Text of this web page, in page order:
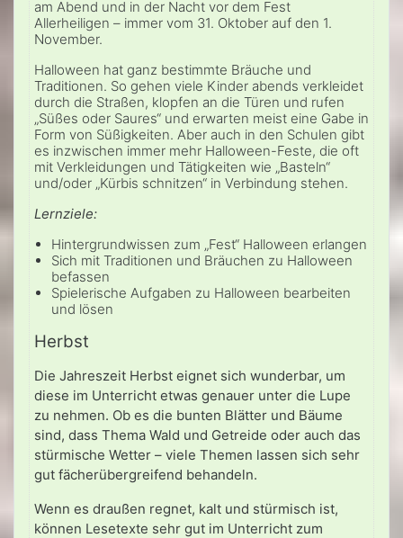
am Abend und in der Nacht vor dem Fest
Allerheiligen – immer vom 31. Oktober auf den 1.
November.
Halloween hat ganz bestimmte Bräuche und
Traditionen. So gehen viele Kinder abends verkleidet
durch die Straßen, klopfen an die Türen und rufen
„Süßes oder Saures“ und erwarten meist eine Gabe in
Form von Süßigkeiten. Aber auch in den Schulen gibt
es inzwischen immer mehr Halloween-Feste, die oft
mit Verkleidungen und Tätigkeiten wie „Basteln“
und/oder „Kürbis schnitzen“ in Verbindung stehen.
Lernziele:
Hintergrundwissen zum „Fest“ Halloween erlangen
Sich mit Traditionen und Bräuchen zu Halloween
befassen
Spielerische Aufgaben zu Halloween bearbeiten
und lösen
Herbst
Die Jahreszeit Herbst eignet sich wunderbar, um
diese im Unterricht etwas genauer unter die Lupe
zu nehmen. Ob es die bunten Blätter und Bäume
sind, dass Thema Wald und Getreide oder auch das
stürmische Wetter – viele Themen lassen sich sehr
gut fächerübergreifend behandeln.
Wenn es draußen regnet, kalt und stürmisch ist,
können Lesetexte sehr gut im Unterricht zum